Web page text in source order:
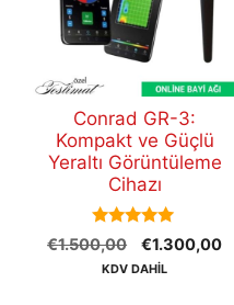
Conrad GR-3:
Kompakt ve Güçlü
Yeraltı Görüntüleme
Cihazı
5.00
out of 5
€1.500,00
Orijinal
fiyat:
€1.300,00Şu
KDV DAHİL